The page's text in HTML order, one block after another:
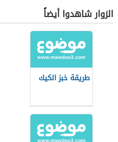
الزوار شاهدوا أيضاً
طريقة خبز الكيك